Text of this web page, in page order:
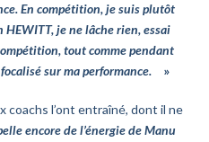
En compétition, je suis plutôt
je ne lâche rien, essai
tout comme pendant
sur ma performance.
»
coachs l’ont entraîné, dont il ne
encore de l’énergie de Manu